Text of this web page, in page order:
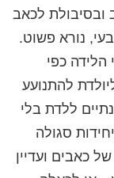
ובסיבולת לכאב
נורא פשוט.
כפי
להתנועע
ללדת בלי
סגולה
כאבים ועדיין